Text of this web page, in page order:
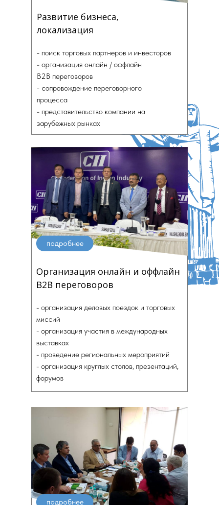
подробнее
подробнее
Развитие бизнеса,
локализация
Организация онлайн и оффлайн
B2B переговоров
- поиск торговых партнеров и инвесторов
- организация онлайн / оффлайн
B2B переговоров
- сопровождение переговорного
процесса
- представительство компании на
зарубежных рынках
- организация деловых поездок и торговых
миссий
- организация участия в международных
выставках
- проведение региональных мероприятий
- организация круглых столов, презентаций,
форумов